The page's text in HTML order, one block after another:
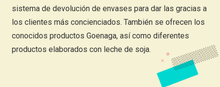
sistema de devolución de envases para dar las gracias a
los clientes más concienciados. También se ofrecen los
conocidos productos Goenaga, así como diferentes
productos elaborados con leche de soja.